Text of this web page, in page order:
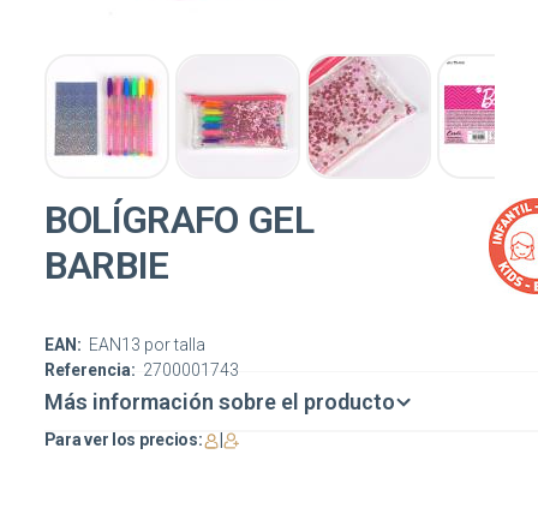
BOLÍGRAFO GEL
BARBIE
Referencia: 2700001743
EAN: EAN13 por talla
Más información sobre el producto
Para ver los precios: